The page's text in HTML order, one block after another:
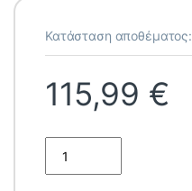
Κατάσταση αποθέματος:
115,99 €